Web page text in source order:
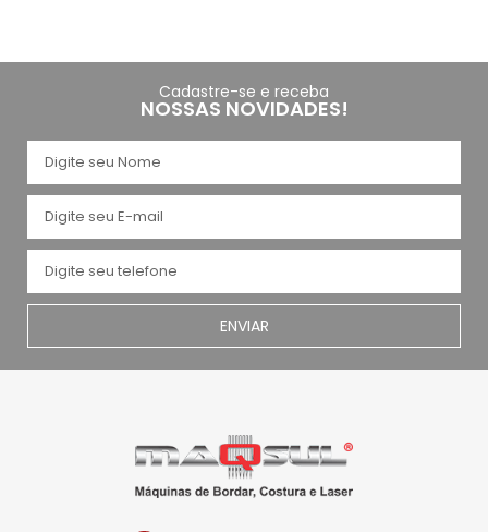
Cadastre-se e receba
NOSSAS NOVIDADES!
ENVIAR